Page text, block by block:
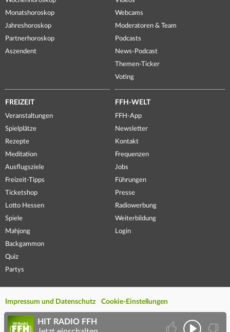
Monatshoroskop
Jahreshoroskop
Partnerhoroskop
Aszendent
Webcams
Moderatoren & Team
Podcasts
News-Podcast
Themen-Ticker
Voting
FREIZEIT
Veranstaltungen
Spielplätze
Rezepte
Meditation
Ausflugsziele
Freizeit-Tipps
Ticketshop
Lotto Hessen
Spiele
Mahjong
Backgammon
Quiz
Partys
FFH-WELT
FFH-App
Newsletter
Kontakt
Frequenzen
Jobs
Führungen
Presse
Radiowerbung
Weiterbildung
Login
Impressum und Datenschutz Cookie-Einstellungen
HIT RADIO FFH